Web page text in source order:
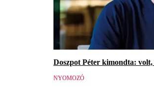
Doszpot Péter kimondta:
NYOMOZÓ